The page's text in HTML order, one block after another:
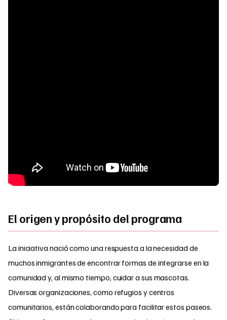
El origen y propósito del programa
La iniciativa nació como una respuesta a la necesidad de
muchos inmigrantes de encontrar formas de integrarse en la
comunidad y, al mismo tiempo, cuidar a sus mascotas.
Diversas organizaciones, como refugios y centros
comunitarios, están colaborando para facilitar estos paseos.